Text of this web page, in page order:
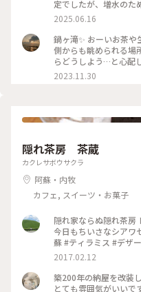
定でしたが、増水のた
待を＾＾ ・ #ゆるり夏
2025.06.16
鍋ヶ滝✨ おーいお茶や
側からも眺められる場
らどうしよう…と心配
2023.11.30
隠れ茶房 茶蔵
カクレサボウサクラ
阿蘇・内牧
カフェ, スイーツ・お菓子
隠れ家ならぬ隠れ茶
今日もちいさなシア
蘇 #ティラミス #デザ
2017.02.12
築200年の納屋を改装
とても雰囲気がいいで